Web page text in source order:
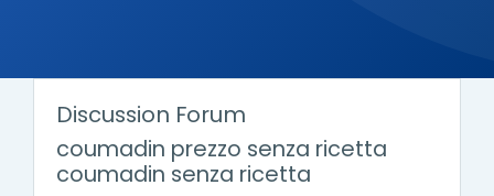
Discussion Forum
coumadin prezzo senza ricetta
coumadin senza ricetta